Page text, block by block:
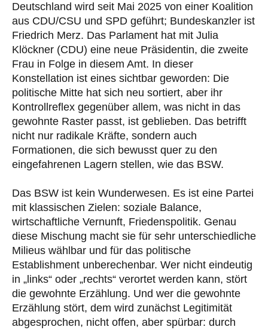
Deutschland wird seit Mai 2025 von einer Koalition
aus CDU/CSU und SPD geführt; Bundeskanzler ist
Friedrich Merz. Das Parlament hat mit Julia
Klöckner (CDU) eine neue Präsidentin, die zweite
Frau in Folge in diesem Amt. In dieser
Konstellation ist eines sichtbar geworden: Die
politische Mitte hat sich neu sortiert, aber ihr
Kontrollreflex gegenüber allem, was nicht in das
gewohnte Raster passt, ist geblieben. Das betrifft
nicht nur radikale Kräfte, sondern auch
Formationen, die sich bewusst quer zu den
eingefahrenen Lagern stellen, wie das BSW.
Das BSW ist kein Wunderwesen. Es ist eine Partei
mit klassischen Zielen: soziale Balance,
wirtschaftliche Vernunft, Friedenspolitik. Genau
diese Mischung macht sie für sehr unterschiedliche
Milieus wählbar und für das politische
Establishment unberechenbar. Wer nicht eindeutig
in „links“ oder „rechts“ verortet werden kann, stört
die gewohnte Erzählung. Und wer die gewohnte
Erzählung stört, dem wird zunächst Legitimität
abgesprochen, nicht offen, aber spürbar: durch